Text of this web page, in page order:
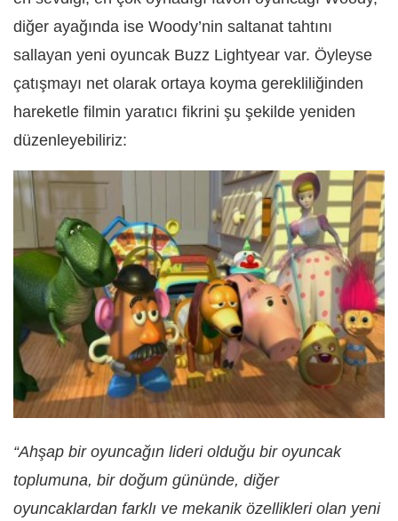
diğer ayağında ise Woody’nin saltanat tahtını
sallayan yeni oyuncak Buzz Lightyear var. Öyleyse
çatışmayı net olarak ortaya koyma gerekliliğinden
hareketle filmin yaratıcı fikrini şu şekilde yeniden
düzenleyebiliriz:
“Ahşap bir oyuncağın lideri olduğu bir oyuncak
toplumuna, bir doğum gününde, diğer
oyuncaklardan farklı ve mekanik özellikleri olan yeni